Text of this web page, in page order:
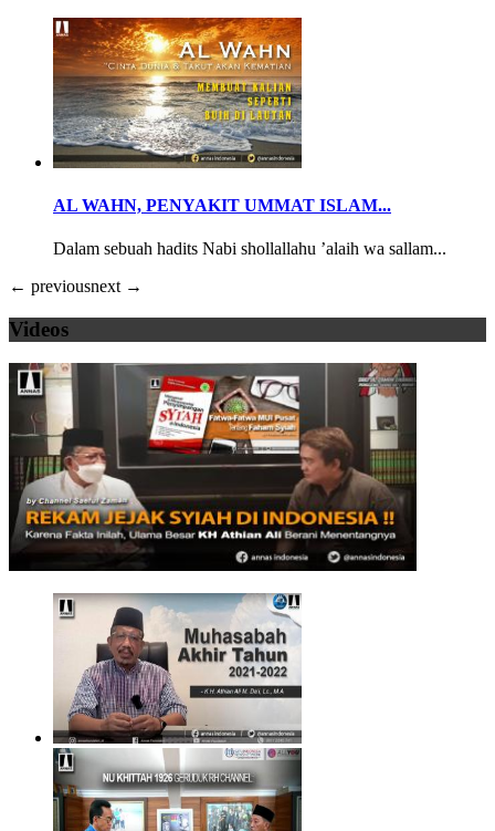
AL WAHN, PENYAKIT UMMAT ISLAM...
Dalam sebuah hadits Nabi shollallahu ’alaih wa sallam...
← previousnext →
Videos